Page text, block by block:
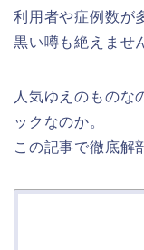
利用者や症例数が
黒い噂も絶えませ
人気ゆえのものな
ックなのか。
この記事で徹底解